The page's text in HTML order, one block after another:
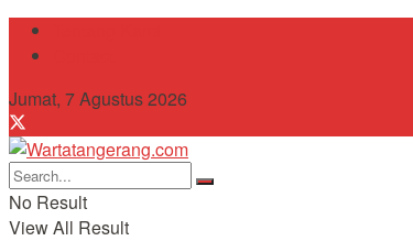
Jumat, 7 Agustus 2026
No Result
View All Result